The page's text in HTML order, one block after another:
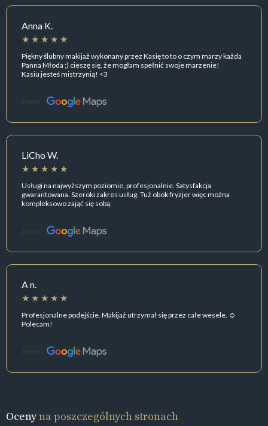
Anna K.
Piękny ślubny makijaż wykonany przez Kasię to to o czym marzy każda
Panna Młoda ;) cieszę się, że mogłam spełnić swoje marzenie!
Kasiu jesteś mistrzynią! <3
Źródło:
LiCho W.
Usługi na najwyższym poziomie, profesjonalnie. Satysfakcja
gwarantowana. Szeroki zakres usług. Tuż obok fryzjer więc można
kompleksowo zająć się sobą.
Źródło:
A n.
Profesjonalne podejście. Makijaż utrzymał się przez całe wesele. ☺️
Polecam!
Źródło:
Ocenyna poszczególnych stronach